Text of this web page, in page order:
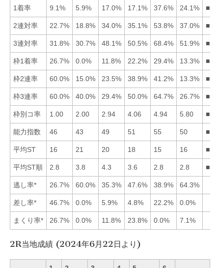
1着率 9.1% 5.9% 17.0% 17.1% 37.6% 24.1%
2連対率 22.7% 18.8% 34.0% 35.1% 53.8% 37.0%
3連対率 31.8% 30.7% 48.1% 50.5% 68.4% 51.9%
枠1着率 26.7% 0.0% 11.8% 22.2% 29.4% 13.3%
枠2連率 60.0% 15.0% 23.5% 38.9% 41.2% 13.3%
枠3連率 60.0% 40.0% 29.4% 50.0% 64.7% 26.7%
枠別コ率 1.00 2.00 2.94 4.06 4.94 5.80
能力指数 46 43 49 51 55 50
平均ST 16 21 20 18 15 16
平均ST順 2.8 3.8 4.3 3.6 2.8 2.8
逃し率* 26.7% 60.0% 35.3% 47.6% 38.9% 64.3%
差し率* 46.7% 0.0% 5.9% 4.8% 22.2% 0.0%
まくり率* 26.7% 0.0% 11.8% 23.8% 0.0% 7.1%
2R当地成績 (2024年6月22日より)